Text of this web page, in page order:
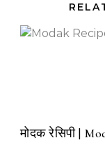
मोदक रेसिपी |